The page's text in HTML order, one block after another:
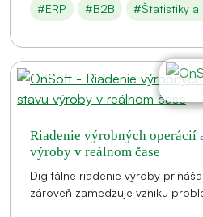
#ERP #B2B #Štatistiky
Riadenie výrobných operácií
výroby v reálnom čase
Digitálne riadenie výroby
zároveň zamedzuje vzniku